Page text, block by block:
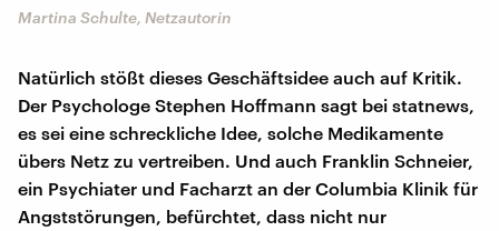
Martina Schulte, Netzautorin
Natürlich stößt dieses Geschäftsidee auch auf Kritik.
Der Psychologe Stephen Hoffmann sagt bei statnews,
es sei eine schreckliche Idee, solche Medikamente
übers Netz zu vertreiben. Und auch Franklin Schneier,
ein Psychiater und Facharzt an der Columbia Klinik für
Angststörungen, befürchtet, dass nicht nur